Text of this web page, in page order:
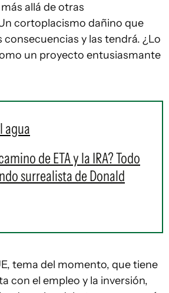
allá de otras
cortoplacismo dañino que
consecuencias y las tendrá. ¿Lo
un proyecto entusiasmante
agua
de ETA y la IRA? Todo
surrealista de Donald
tema del momento, que tiene
con el empleo y la inversión,